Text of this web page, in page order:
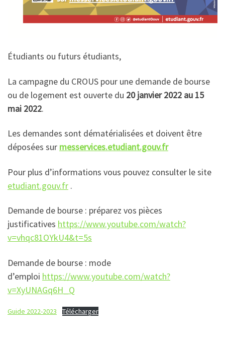
Étudiants ou futurs étudiants,
La campagne du CROUS pour une demande de bourse
ou de logement est ouverte du 20 janvier 2022 au 15
mai 2022.
Les demandes sont dématérialisées et doivent être
déposées sur messervices.etudiant.gouv.fr
Pour plus d’informations vous pouvez consulter le site
etudiant.gouv.fr .
Demande de bourse : préparez vos pièces
justificatives https://www.youtube.com/watch?
v=vhqc81OYkU4&t=5s
Demande de bourse : mode
d’emploi https://www.youtube.com/watch?
v=XyUNAGq6H_Q
Guide 2022-2023 Télécharger